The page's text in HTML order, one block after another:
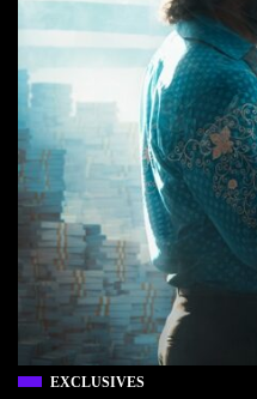
EXCLUSIVES